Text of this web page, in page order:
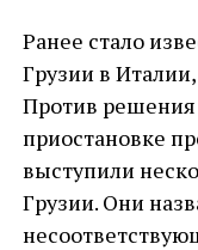
Ранее стало
Грузии в
Против решения
приостановке
выступили
Грузии. Они